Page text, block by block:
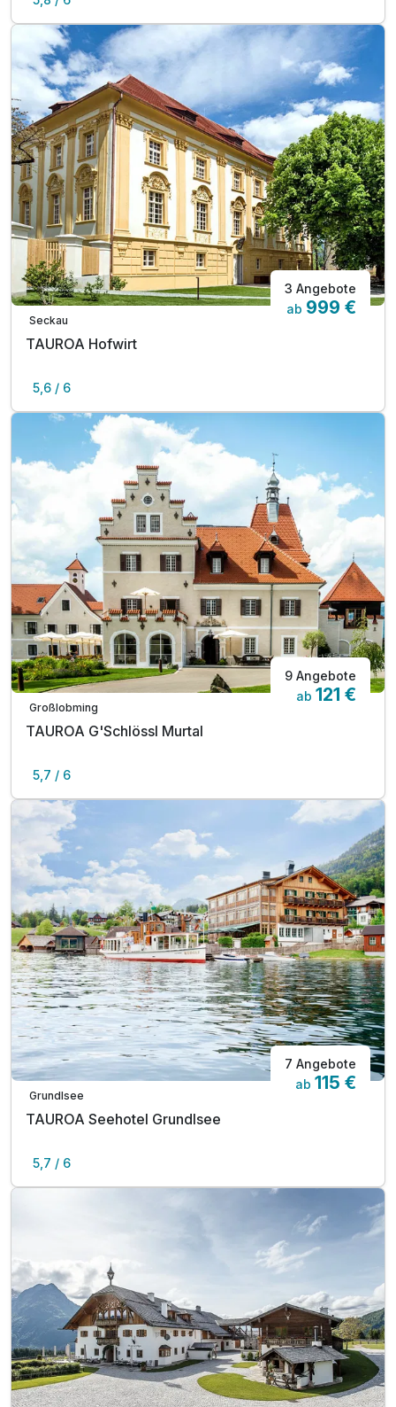
Seckau
3 Angebote
ab 999 €
TAUROA Hofwirt
5,6 / 6
Großlobming
9 Angebote
ab 121 €
TAUROA G'Schlössl Murtal
5,7 / 6
Grundlsee
7 Angebote
ab 115 €
TAUROA Seehotel Grundlsee
5,7 / 6